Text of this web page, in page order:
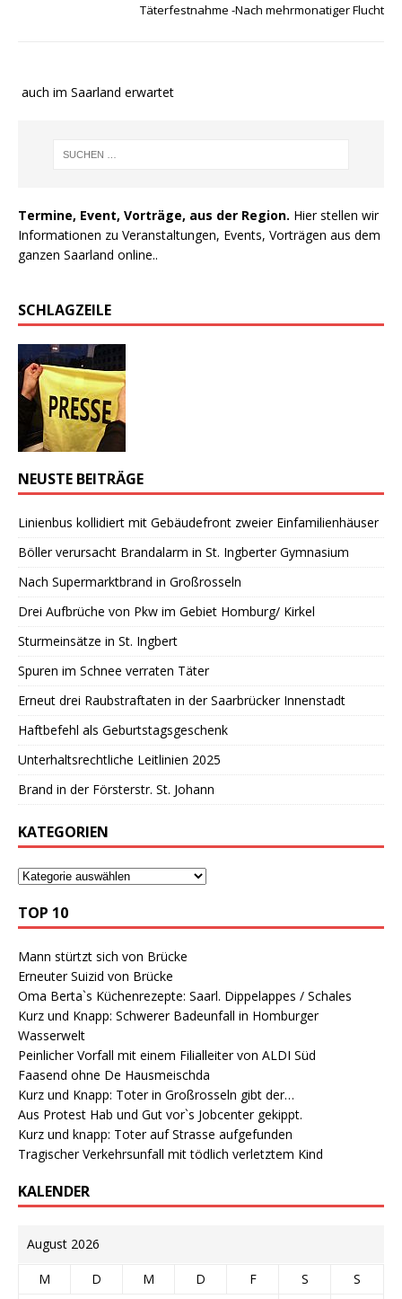
Täterfestnahme -Nach mehrmonatiger Flucht
auch im Saarland erwartet
Termine, Event, Vorträge, aus der Region. Hier stellen wir
Informationen zu Veranstaltungen, Events, Vorträgen aus dem
ganzen Saarland online..
SCHLAGZEILE
NEUSTE BEITRÄGE
Linienbus kollidiert mit Gebäudefront zweier Einfamilienhäuser
Böller verursacht Brandalarm in St. Ingberter Gymnasium
Nach Supermarktbrand in Großrosseln
Drei Aufbrüche von Pkw im Gebiet Homburg/ Kirkel
Sturmeinsätze in St. Ingbert
Spuren im Schnee verraten Täter
Erneut drei Raubstraftaten in der Saarbrücker Innenstadt
Haftbefehl als Geburtstagsgeschenk
Unterhaltsrechtliche Leitlinien 2025
Brand in der Försterstr. St. Johann
KATEGORIEN
TOP 10
Mann stürtzt sich von Brücke
Erneuter Suizid von Brücke
Oma Berta`s Küchenrezepte: Saarl. Dippelappes / Schales
Kurz und Knapp: Schwerer Badeunfall in Homburger
Wasserwelt
Peinlicher Vorfall mit einem Filialleiter von ALDI Süd
Faasend ohne De Hausmeischda
Kurz und Knapp: Toter in Großrosseln gibt der…
Aus Protest Hab und Gut vor`s Jobcenter gekippt.
Kurz und knapp: Toter auf Strasse aufgefunden
Tragischer Verkehrsunfall mit tödlich verletztem Kind
KALENDER
August 2026
M D M D F S
S